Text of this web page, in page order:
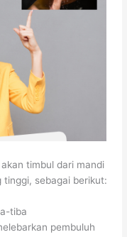
timbul dari mandi
sebagai berikut:
tiba
pembuluh